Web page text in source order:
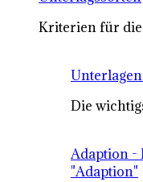
Kriterien für
Die
Adaption -
"Adaption"